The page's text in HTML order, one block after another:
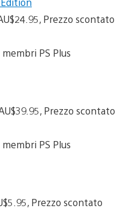
Prezzo scontato
PS Plus
Prezzo scontato
PS Plus
Prezzo scontato